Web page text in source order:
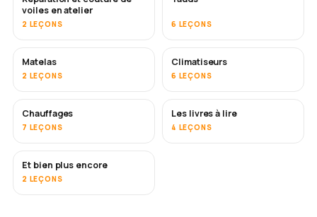
voiles en atelier
2 LEÇONS 6 LEÇONS
Matelas
2 LEÇONS
BIENTÔT
Climatiseurs
6 LEÇONS
BIENTÔT
Chauffages
7 LEÇONS
BIENTÔT
Les livres à lire
4 LEÇONS
BIENTÔT
Et bien plus encore
2 LEÇONS